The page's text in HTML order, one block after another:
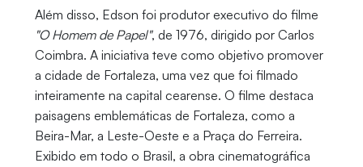
Além disso, Edson foi produtor executivo do filme
"O Homem de Papel", de 1976, dirigido por Carlos
Coimbra. A iniciativa teve como objetivo promover
a cidade de Fortaleza, uma vez que foi filmado
inteiramente na capital cearense. O filme destaca
paisagens emblemáticas de Fortaleza, como a
Beira-Mar, a Leste-Oeste e a Praça do Ferreira.
Exibido em todo o Brasil, a obra cinematográfica